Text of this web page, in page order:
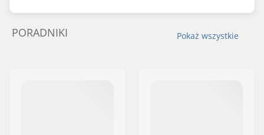
Pokaż wszystkie
PORADNIKI